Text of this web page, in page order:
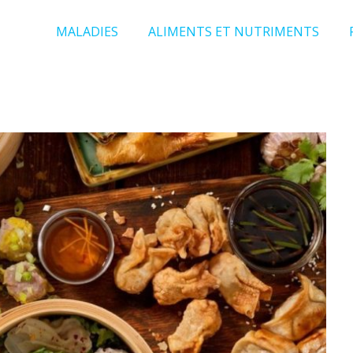
MALADIES ALIMENTS ET NUTRIMENTS